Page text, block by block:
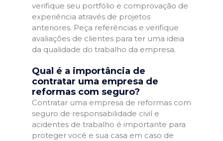
verifique seu portfólio e comprovação de
experiência através de projetos
anteriores. Peça referências e verifique
avaliações de clientes para ter uma ideia
da qualidade do trabalho da empresa.
Qual é a importância de
contratar uma empresa de
reformas com seguro?
Contratar uma empresa de reformas com
seguro de responsabilidade civil e
acidentes de trabalho é importante para
proteger você e sua casa em caso de